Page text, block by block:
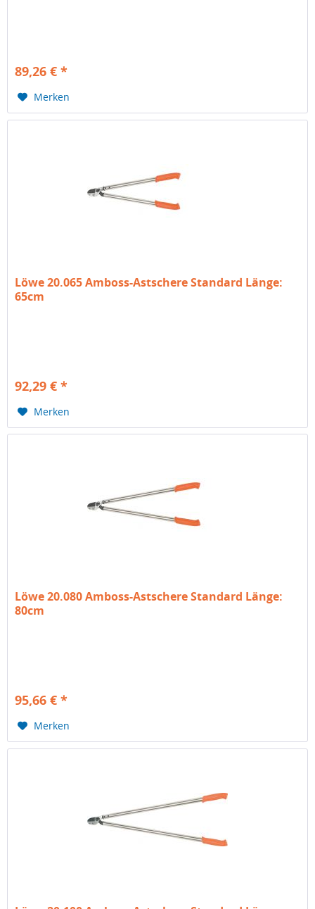
89,26 € *
Merken
Löwe 20.065 Amboss-Astschere Standard Länge:
65cm
92,29 € *
Merken
Löwe 20.080 Amboss-Astschere Standard Länge:
80cm
95,66 € *
Merken